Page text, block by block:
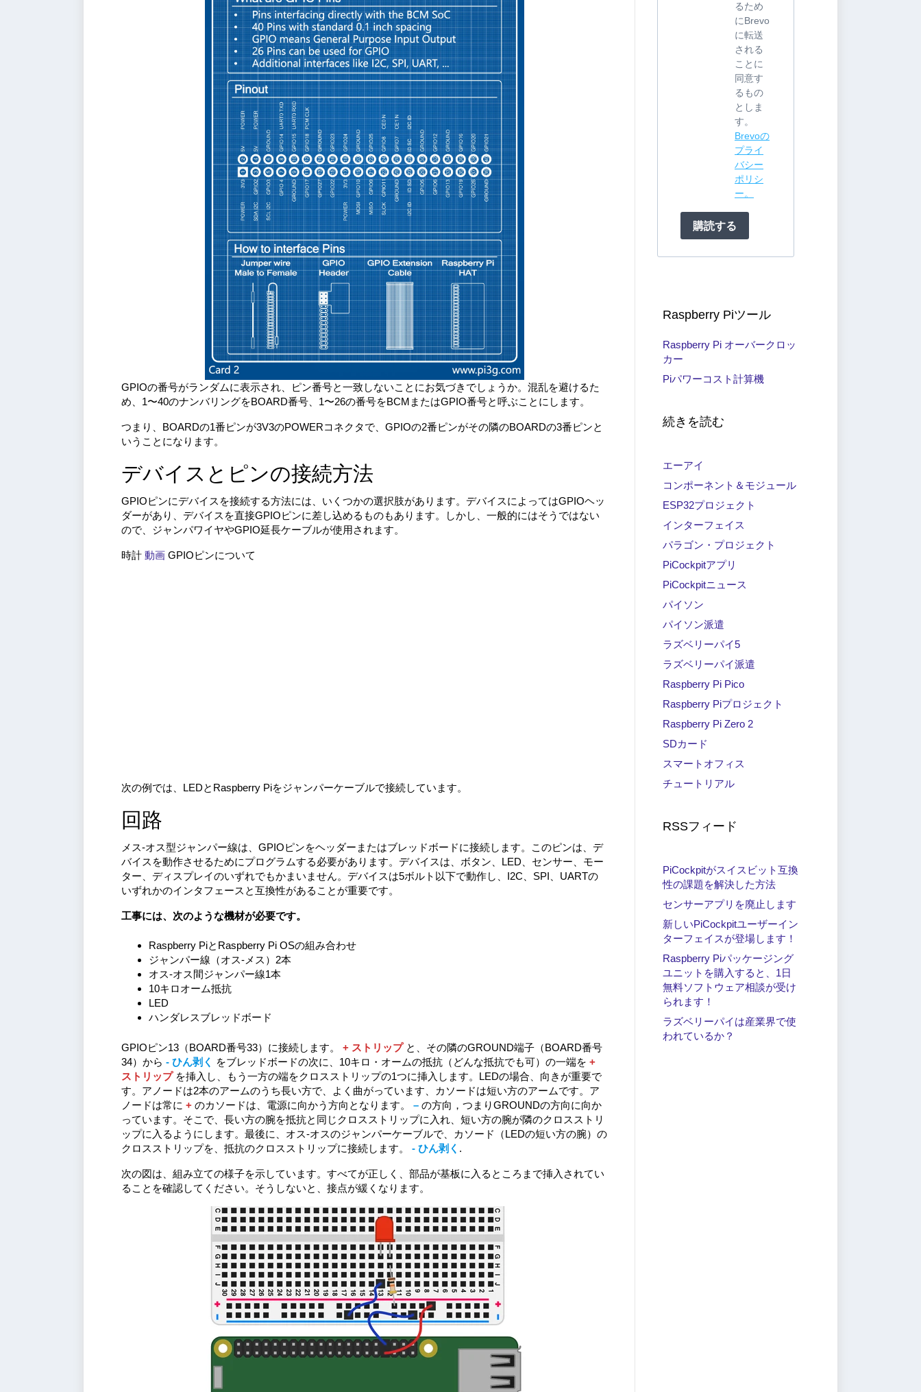
GPIOの番号がランダムに表示され、ピン番号と一致しないことにお気づきでしょうか。混乱を避けるた
め、1〜40のナンバリングをBOARD番号、1〜26の番号をBCMまたはGPIO番号と呼ぶことにします。
つまり、BOARDの1番ピンが3V3のPOWERコネクタで、GPIOの2番ピンがその隣のBOARDの3番ピンと
いうことになります。
デバイスとピンの接続方法
GPIOピンにデバイスを接続する方法には、いくつかの選択肢があります。デバイスによってはGPIOヘッ
ダーがあり、デバイスを直接GPIOピンに差し込めるものもあります。しかし、一般的にはそうではない
ので、ジャンパワイヤやGPIO延長ケーブルが使用されます。
時計 動画 GPIOピンについて
次の例では、LEDとRaspberry Piをジャンパーケーブルで接続しています。
回路
メス-オス型ジャンパー線は、GPIOピンをヘッダーまたはブレッドボードに接続します。このピンは、デ
バイスを動作させるためにプログラムする必要があります。デバイスは、ボタン、LED、センサー、モー
ター、ディスプレイのいずれでもかまいません。デバイスは5ボルト以下で動作し、I2C、SPI、UARTの
いずれかのインタフェースと互換性があることが重要です。
工事には、次のような機材が必要です。
Raspberry PiとRaspberry Pi OSの組み合わせ
ジャンパー線（オス-メス）2本
オス-オス間ジャンパー線1本
10キロオーム抵抗
LED
ハンダレスブレッドボード
GPIOピン13（BOARD番号33）に接続します。 + ストリップと、その隣のGROUND端子（BOARD番号
34）から - ひん剥く をブレッドボードの次に、10キロ・オームの抵抗（どんな抵抗でも可）の一端を +
ストリップを挿入し、もう一方の端をクロスストリップの1つに挿入します。LEDの場合、向きが重要で
す。アノードは2本のアームのうち長い方で、よく曲がっています、カソードは短い方のアームです。ア
ノードは常に + のカソードは、電源に向かう方向となります。 – の方向，つまりGROUNDの方向に向か
っています。そこで、長い方の腕を抵抗と同じクロスストリップに入れ、短い方の腕が隣のクロスストリ
ップに入るようにします。最後に、オス-オスのジャンパーケーブルで、カソード（LEDの短い方の腕）の
クロスストリップを、抵抗のクロスストリップに接続します。 - ひん剥く .
次の図は、組み立ての様子を示しています。すべてが正しく、部品が基板に入るところまで挿入されてい
ることを確認してください。そうしないと、接点が緩くなります。
るため
にBrevo
に転送
される
ことに
同意す
るもの
としま
す。
Brevoの
プライ
バシー
ポリシ
ー。
購読する
Raspberry Piツール
Raspberry Pi オーバークロッ
カー
Piパワーコスト計算機
続きを読む
エーアイ
コンポーネント＆モジュール
ESP32プロジェクト
インターフェイス
パラゴン・プロジェクト
PiCockpitアプリ
PiCockpitニュース
パイソン
パイソン派遣
ラズベリーパイ5
ラズベリーパイ派遣
Raspberry Pi Pico
Raspberry Piプロジェクト
Raspberry Pi Zero 2
SDカード
スマートオフィス
チュートリアル
RSSフィード
PiCockpitがスイスビット互換
性の課題を解決した方法
センサーアプリを廃止します
新しいPiCockpitユーザーイン
ターフェイスが登場します！
Raspberry Piパッケージング
ユニットを購入すると、1日
無料ソフトウェア相談が受け
られます！
ラズベリーパイは産業界で使
われているか？